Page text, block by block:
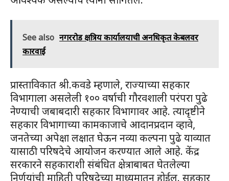
See also नगररोड क्षत्रिय कार्यालयाची अनधिकृत केबलवर
कारवाई
प्रास्ताविकात श्री.कवडे म्हणाले, राज्याच्या सहकार
विभागाला असलेली १०० वर्षाची गौरवशाली परंपरा पुढे
नेण्याची जबाबदारी सहकार विभागावर आहे. त्यादृष्टीने
सहकार विभागाच्या कामकाजाचे आदानप्रदान व्हावे,
जनतेच्या अपेक्षा लक्षात घेऊन नव्या कल्पना पुढे याव्यात
यासाठी परिषदेचे आयोजन करण्यात आले आहे. केंद्र
सरकारने सहकाराशी संबंधित क्षेत्राबाबत घेतलेल्या
निर्णयांची माहिती परिषदेच्या माध्यमातून होईल. सहकार